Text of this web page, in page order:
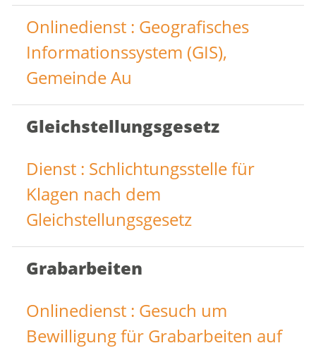
Onlinedienst : Geografisches
Informationssystem (GIS),
Gemeinde Au
Gleichstellungsgesetz
Dienst : Schlichtungsstelle für
Klagen nach dem
Gleichstellungsgesetz
Grabarbeiten
Onlinedienst : Gesuch um
Bewilligung für Grabarbeiten auf